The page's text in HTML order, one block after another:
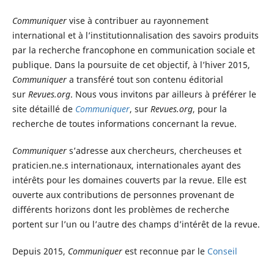
Communiquer vise à contribuer au rayonnement
international et à l’institutionnalisation des savoirs produits
par la recherche francophone en communication sociale et
publique. Dans la poursuite de cet objectif, à l’hiver 2015,
Communiquera transféré tout son contenu éditorial
sur Revues.org. Nous vous invitons par ailleurs à préférer le
site détaillé de Communiquer, sur Revues.org, pour la
recherche de toutes informations concernant la revue.
Communiquer s’adresse aux chercheurs, chercheuses et
praticien.ne.s internationaux, internationales ayant des
intérêts pour les domaines couverts par la revue. Elle est
ouverte aux contributions de personnes provenant de
différents horizons dont les problèmes de recherche
portent sur l’un ou l’autre des champs d’intérêt de la revue.
Depuis 2015, Communiquerest reconnue par le Conseil